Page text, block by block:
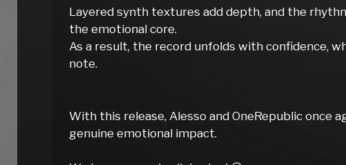
Layered synth textures add depth, and the
the emotional core.
As a result, the record unfolds with confidence,
note.
With this release, Alesso and OneRepublic
genuine emotional impact.